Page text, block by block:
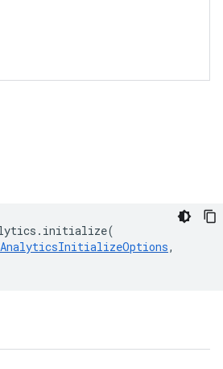
. initialize(
,